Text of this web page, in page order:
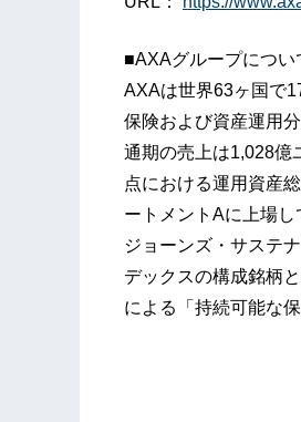
■AXAグループについ
AXAは世界63ヶ国で
保険および資産運用
通期の売上は1,028億
点における運用資産
ートメントAに上場
ジョーンズ・サステ
デックスの構成銘柄
による「持続可能な